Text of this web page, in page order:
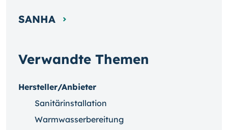
Verwandte Themen
Hersteller/Anbieter
Sanitärinstallation
Warmwasserbereitung
SANHA